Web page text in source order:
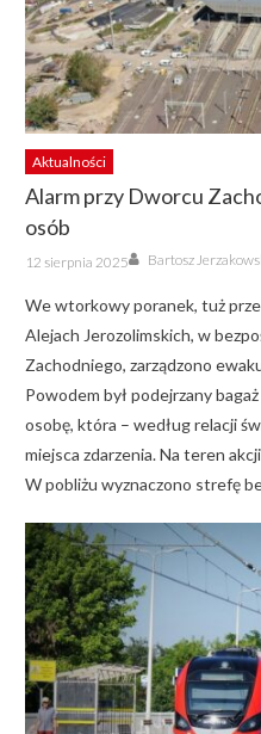
Aktualności
Alarm przy Dworcu
osób
Posted
on
12 sierpnia 2025 Author
Bartosz
We wtorkowy poranek, tuż
Alejach Jerozolimskich, w
Zachodniego, zarządzono
Powodem był podejrzany
osobę, która – według relacji
miejsca zdarzenia. Na teren
W pobliżu wyznaczono strefę